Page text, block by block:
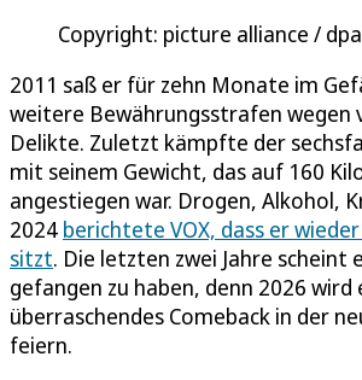
Copyright: picture alliance / dpa
2011 saß er für zehn Monate im
weitere Bewährungsstrafen wegen
Delikte. Zuletzt kämpfte der
mit seinem Gewicht, das auf 160
angestiegen war. Drogen, Alkohol,
2024 berichtete VOX, dass er
sitzt. Die letzten zwei Jahre scheint
gefangen zu haben, denn 2026 wird
überraschendes Comeback in der
feiern.